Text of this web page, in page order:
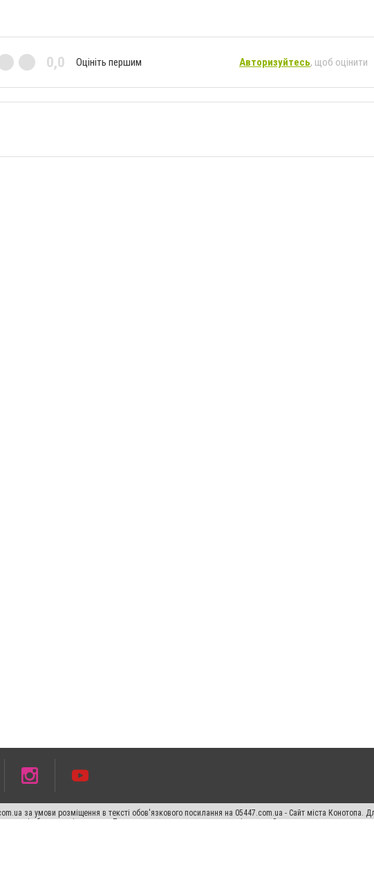
0,0 Оцініть першим Авторизуйтесь, щоб оцінити
за умови розміщення в тексті обов'язкового посилання на 05447.com.ua - Сайт міста Конотопа.
тексті або в якості джерела. Порушення виняткових прав переслідується Законом.